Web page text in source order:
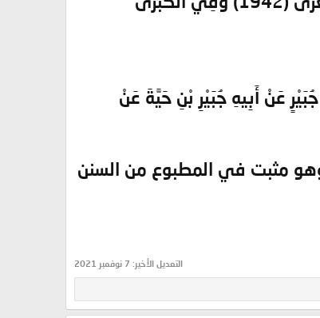
عَنْ أَبِيهِ جُبَيْرِ بْنِ حَيَّةَ عَنْ
مثبت في المطبوع من السنن
التعديل الأخير: 7 نوفمبر 2021